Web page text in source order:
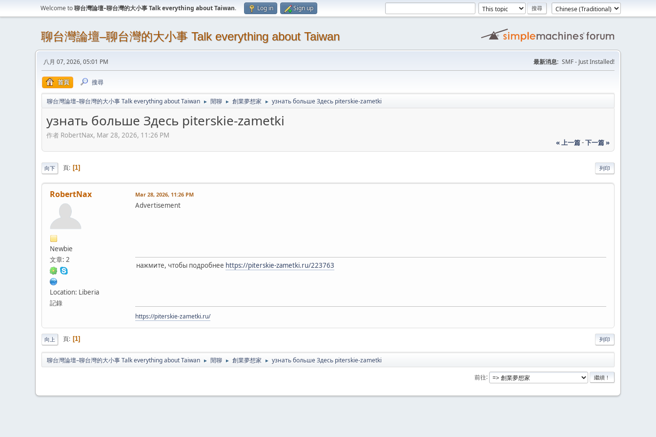
Welcome to聊台灣論壇–聊台灣的大小事 Talk everything about Taiwan. Log in Sign up
聊台灣論壇–聊台灣的大小事 Talk everything about Taiwan
八月 07, 2026, 05:01 PM 最新消息: SMF - Just Installed!
首頁 搜尋
聊台灣論壇–聊台灣的大小事 Talk everything about Taiwan ► 閒聊 ► 創業夢想家 ► узнать больше Здесь piterskie-zametki
узнать больше Здесь piterskie-zametki
作者 RobertNax, Mar 28, 2026, 11:26 PM
« 上一篇-下一篇 »
列印
向下 頁 1
RobertNax
Newbie
文章: 2
Location: Liberia
記錄
Mar 28, 2026, 11:26 PM
Advertisement
нажмите, чтобы подробнее https://piterskie-zametki.ru/223763
https://piterskie-zametki.ru/
列印
向上 頁 1
聊台灣論壇–聊台灣的大小事 Talk everything about Taiwan ► 閒聊 ► 創業夢想家 ► узнать больше Здесь piterskie-zametki
前往